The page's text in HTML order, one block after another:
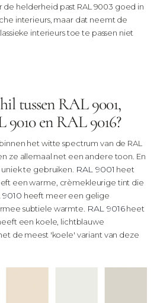
de helderheid past RAL 9003 goed in
interieurs, maar dat neemt de
interieurs toe te passen niet
tussen RAL 9001,
en RAL 9016?
het witte spectrum van de RAL
ze allemaal net een andere toon. En
te gebruiken. RAL 9001 heet
een warme, crèmekleurige tint die
9010 heeft meer een gelige
subtiele warmte. RAL 9016heet
een koele, lichtblauwe
de meest 'koele' variant van deze